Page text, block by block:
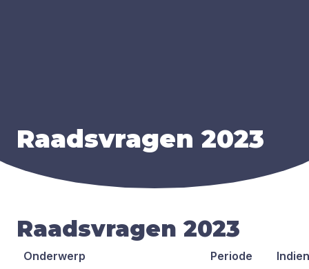
Raads­vra­gen2023
Raadsvragen 2023
Onderwerp Periode